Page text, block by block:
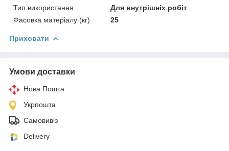
Тип використання
Для внутрішніх робіт
Фасовка матеріалу (кг)
25
Приховати
Умови доставки
Нова Пошта
Укрпошта
Самовивіз
Delivery